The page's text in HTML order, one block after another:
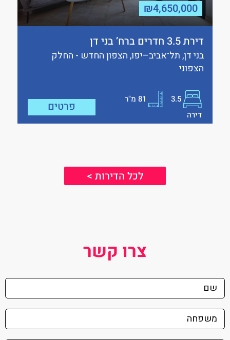
₪4,650,000
דירת 3.5 חדרים ברח’ בני דן
בני דן, תל־אביב–יפו, הצפון החדש - החלק
הצפוני
3.5
81מ"ר
דירה
פרטים
לכל הדירות >
צרו קשר